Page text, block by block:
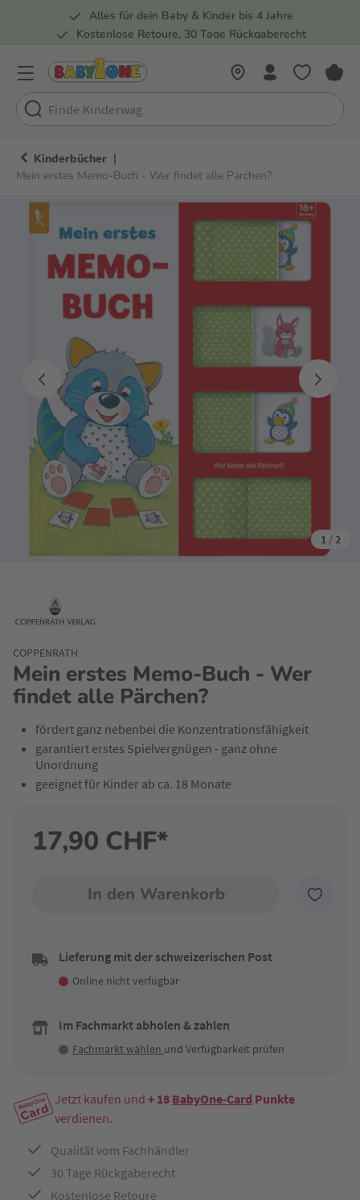
Zur Hauptnavigation springen
Alles für dein Baby & Kinder bis 4 Jahre
Kostenlose Retoure, 30 Tage Rückgaberecht
Kinderbücher |
Mein erstes Memo-Buch - Wer findet alle Pärchen?
1 / 2
Mein erstes Memo-Buch - Wer
findet alle Pärchen?
COPPENRATH
fördert ganz nebenbei die Konzentrationsfähigkeit
garantiert erstes Spielvergnügen - ganz ohne
Unordnung
geeignet für Kinder ab ca. 18 Monate
17,90 CHF*
In den Warenkorb
Lieferung mit der schweizerischen Post
Online nicht verfügbar
Im Fachmarkt abholen & zahlen
Fachmarkt wählen und Verfügbarkeit prüfen
Jetzt kaufen und + 18 BabyOne-Card Punkte
verdienen.
Qualität vom Fachhändler
30 Tage Rückgaberecht
Kostenlose Retoure